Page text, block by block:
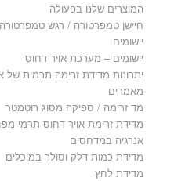
המוצרים שלנו בפעולה
חיישן טמפרטורה / רגש טמפרטורה
יישומים
יישומים – מערכת אויר דחוס
יתרונות מדידת זרימה תרמית של
מאמרים
מד זרימה / ספיקה מסוג רוטמטר
מדידת זרימת אויר דחוס תרמי
אנרגיה במדחסים
מדידת כמות דלק וסולר במיכלים
מדידת לחץ